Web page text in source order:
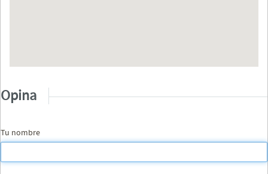
Opina
Tu nombre